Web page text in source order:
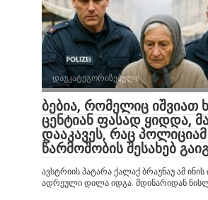
დაუკატეგორიზებული
ბებია, რომელიც იშვიათ
ცენტიან ფასად ყიდდა,
დააკავეს, რაც
წარმოშობის შესახებ
ავსტრიის პატარა ქალაქ ბრაუნაუ ამ ინის
ადრეული დილა იდგა. მდინარიდან